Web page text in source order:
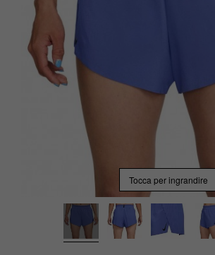
Tocca per ingrandire